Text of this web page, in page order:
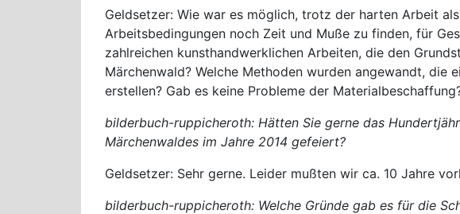
Geldsetzer: Wie war es möglich, trotz der harten Arbeit
Arbeitsbedingungen noch Zeit und Muße zu finden, für
zahlreichen kunsthandwerklichen Arbeiten, die den
Märchenwald? Welche Methoden wurden angewandt, die
erstellen? Gab es keine Probleme der
bilderbuch-ruppicheroth: Hätten Sie gerne das
Märchenwaldes im Jahre 2014 gefeiert?
Geldsetzer: Sehr gerne. Leider mußten wir ca. 10 Jahre
bilderbuch-ruppicheroth: Welche Gründe gab es für die